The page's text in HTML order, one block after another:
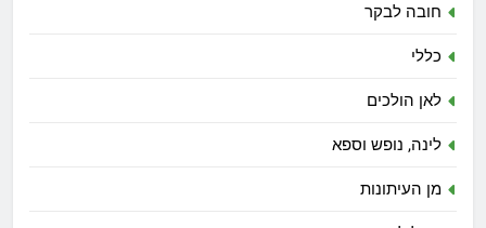
חובה לבקר
כללי
לאן הולכים
לינה, נופש וספא
מן העיתונות